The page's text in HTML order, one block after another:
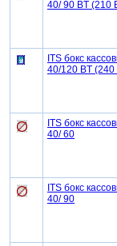
40/ 90 BT (210
ITS бокс
40/120 BT (240
ITS бокс
40/ 60
ITS бокс
40/ 90